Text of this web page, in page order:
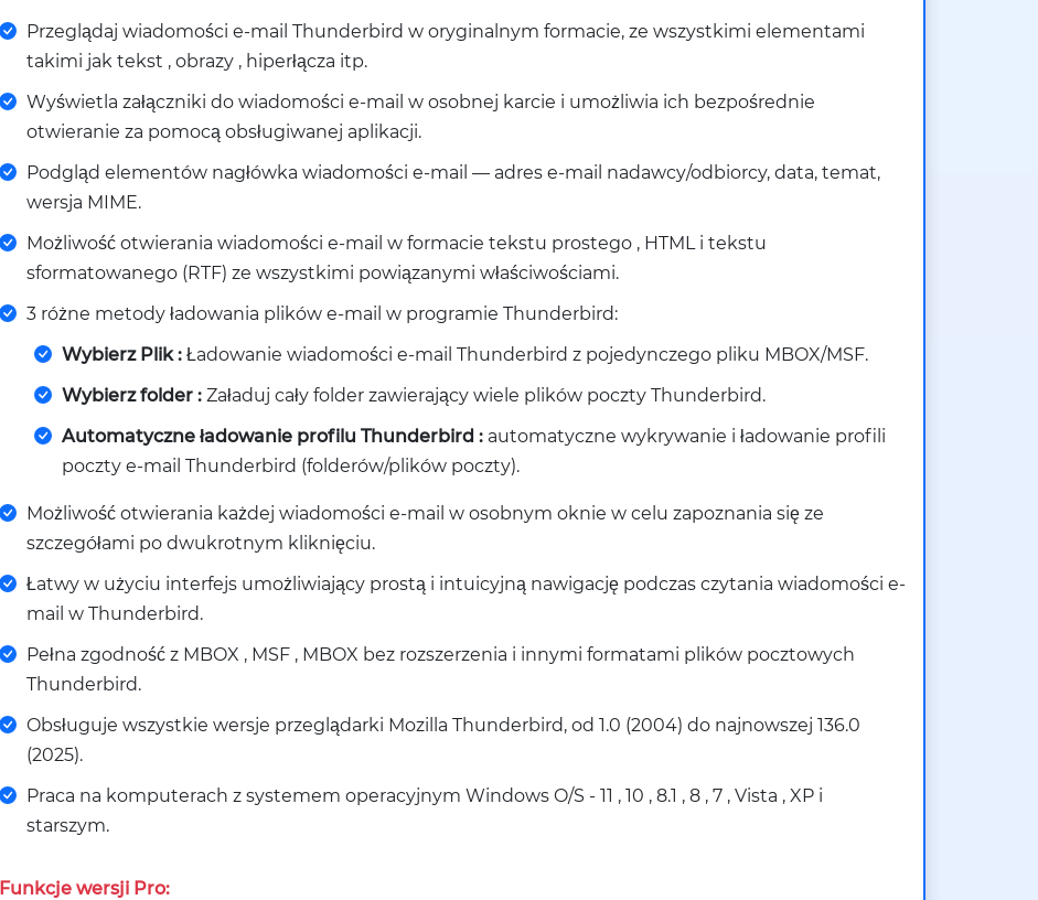
Przeglądaj wiadomości e-mail Thunderbird w oryginalnym formacie, ze wszystkimi elementami
takimi jak tekst , obrazy , hiperłącza itp.
Wyświetla załączniki do wiadomości e-mail w osobnej karcie i umożliwia ich bezpośrednie
otwieranie za pomocą obsługiwanej aplikacji.
Podgląd elementów nagłówka wiadomości e-mail — adres e-mail nadawcy/odbiorcy, data, temat,
wersja MIME.
Możliwość otwierania wiadomości e-mail w formacie tekstu prostego , HTML i tekstu
sformatowanego (RTF) ze wszystkimi powiązanymi właściwościami.
3 różne metody ładowania plików e-mail w programie Thunderbird:
Wybierz Plik : Ładowanie wiadomości e-mail Thunderbird z pojedynczego pliku MBOX/MSF.
Wybierz folder : Załaduj cały folder zawierający wiele plików poczty Thunderbird.
Automatyczne ładowanie profilu Thunderbird : automatyczne wykrywanie i ładowanie profili
poczty e-mail Thunderbird (folderów/plików poczty).
Możliwość otwierania każdej wiadomości e-mail w osobnym oknie w celu zapoznania się ze
szczegółami po dwukrotnym kliknięciu.
Łatwy w użyciu interfejs umożliwiający prostą i intuicyjną nawigację podczas czytania wiadomości e-
mail w Thunderbird.
Pełna zgodność z MBOX , MSF , MBOX bez rozszerzenia i innymi formatami plików pocztowych
Thunderbird.
Obsługuje wszystkie wersje przeglądarki Mozilla Thunderbird, od 1.0 (2004) do najnowszej 136.0
(2025).
Praca na komputerach z systemem operacyjnym Windows O/S - 11 , 10 , 8.1 , 8 , 7 , Vista , XP i
starszym.
Funkcje wersji Pro: